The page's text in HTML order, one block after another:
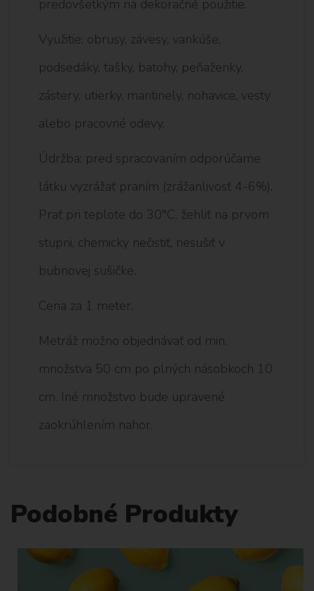
predovšetkým na dekoračné použitie.
Využitie: obrusy, závesy, vankúše,
podsedáky, tašky, batohy, peňaženky,
zástery, utierky, mantinely, nohavice, vesty
alebo pracovné odevy.
Údržba: pred spracovaním odporúčame
látku vyzrážať praním (zrážanlivosť 4-6%).
Prať pri teplote do 30°C, žehliť na prvom
stupni, chemicky nečistiť, nesušiť v
bubnovej sušičke.
Cena za 1 meter.
Metráž možno objednávať od min.
množstva 50 cm po plných násobkoch 10
cm. Iné množstvo bude upravené
zaokrúhlením nahor.
Podobné Produkty